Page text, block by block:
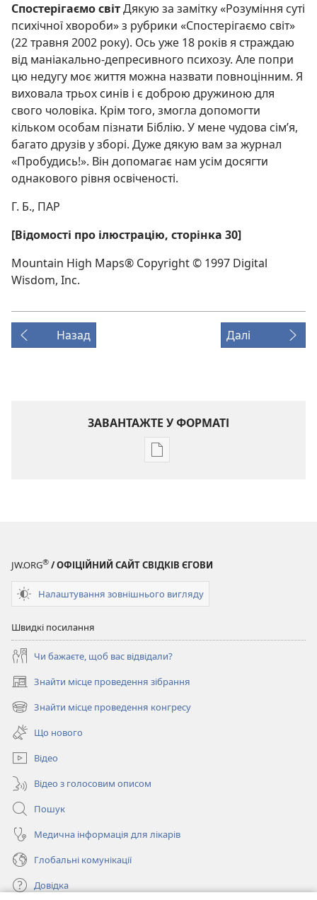
Спостерігаємо світДякую за замітку «Розуміння суті
психічної хвороби» з рубрики «Спостерігаємо світ»
(22 травня 2002 року). Ось уже 18 років я страждаю
від маніакально-депресивного психозу. Але попри
цю недугу моє життя можна назвати повноцінним. Я
виховала трьох синів і є доброю дружиною для
свого чоловіка. Крім того, змогла допомогти
кільком особам пізнати Біблію. У мене чудова сім’я,
багато друзів у зборі. Дуже дякую вам за журнал
«Пробудись!». Він допомагає нам усім досягти
однакового рівня освіченості.
Г. Б., ПАР
[Відомості про ілюстрацію, сторінка 30]
Mountain High Maps® Copyright © 1997 Digital
Wisdom, Inc.
Назад Далі
ЗАВАНТАЖТЕ У ФОРМАТІ
Параметри
JW.ORG® / ОФІЦІЙНИЙ САЙТ СВІДКІВ ЄГОВИ
Налаштування зовнішнього вигляду
Швидкі посилання
Чи бажаєте, щоб вас відвідали?
Знайти місце проведення зібрання
(відкривається
у
новому
вікні)
Знайти місце проведення конгресу
(відкривається
новому
вікні)
Що нового
Відео
Відео з голосовим описом
Пошук
Медична інформація для лікарів
Глобальні комунікації
Довідка